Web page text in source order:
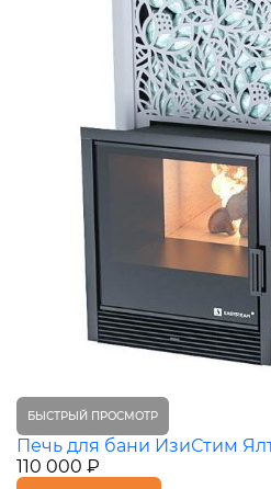
БЫСТРЫЙ ПРОСМОТР
Печь для бани ИзиСтим
110 000 ₽